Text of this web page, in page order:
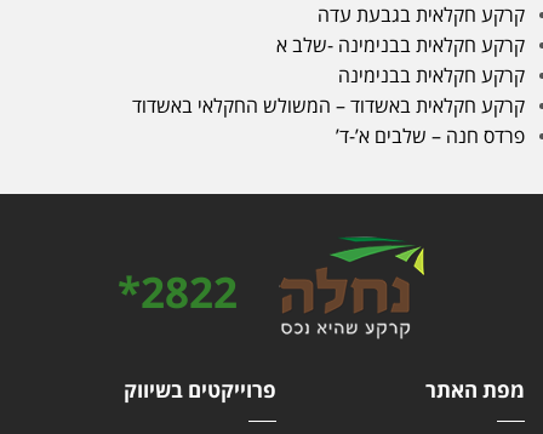
קרקע חקלאית בגבעת עדה
קרקע חקלאית בבנימינה -שלב א
קרקע חקלאית בבנימינה
קרקע חקלאית באשדוד – המשולש החקלאי באשדוד
פרדס חנה – שלבים א’-ד’
2822*
מפת האתר פרוייקטים בשיווק